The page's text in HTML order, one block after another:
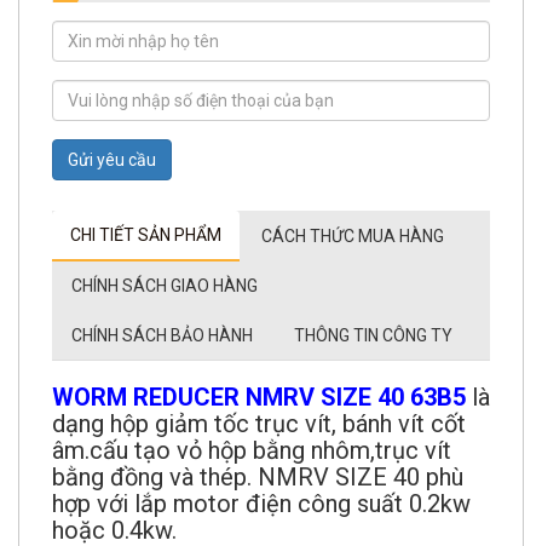
Gửi yêu cầu
CHI TIẾT SẢN PHẨM CÁCH THỨC MUA HÀNG
CHÍNH SÁCH GIAO HÀNG
CHÍNH SÁCH BẢO HÀNH THÔNG TIN CÔNG TY
WORM REDUCER NMRV SIZE 40 63B5 là
dạng hộp giảm tốc trục vít, bánh vít cốt
âm.cấu tạo vỏ hộp bằng nhôm,trục vít
bằng đồng và thép. NMRV SIZE 40 phù
hợp với lắp motor điện công suất 0.2kw
hoặc 0.4kw.